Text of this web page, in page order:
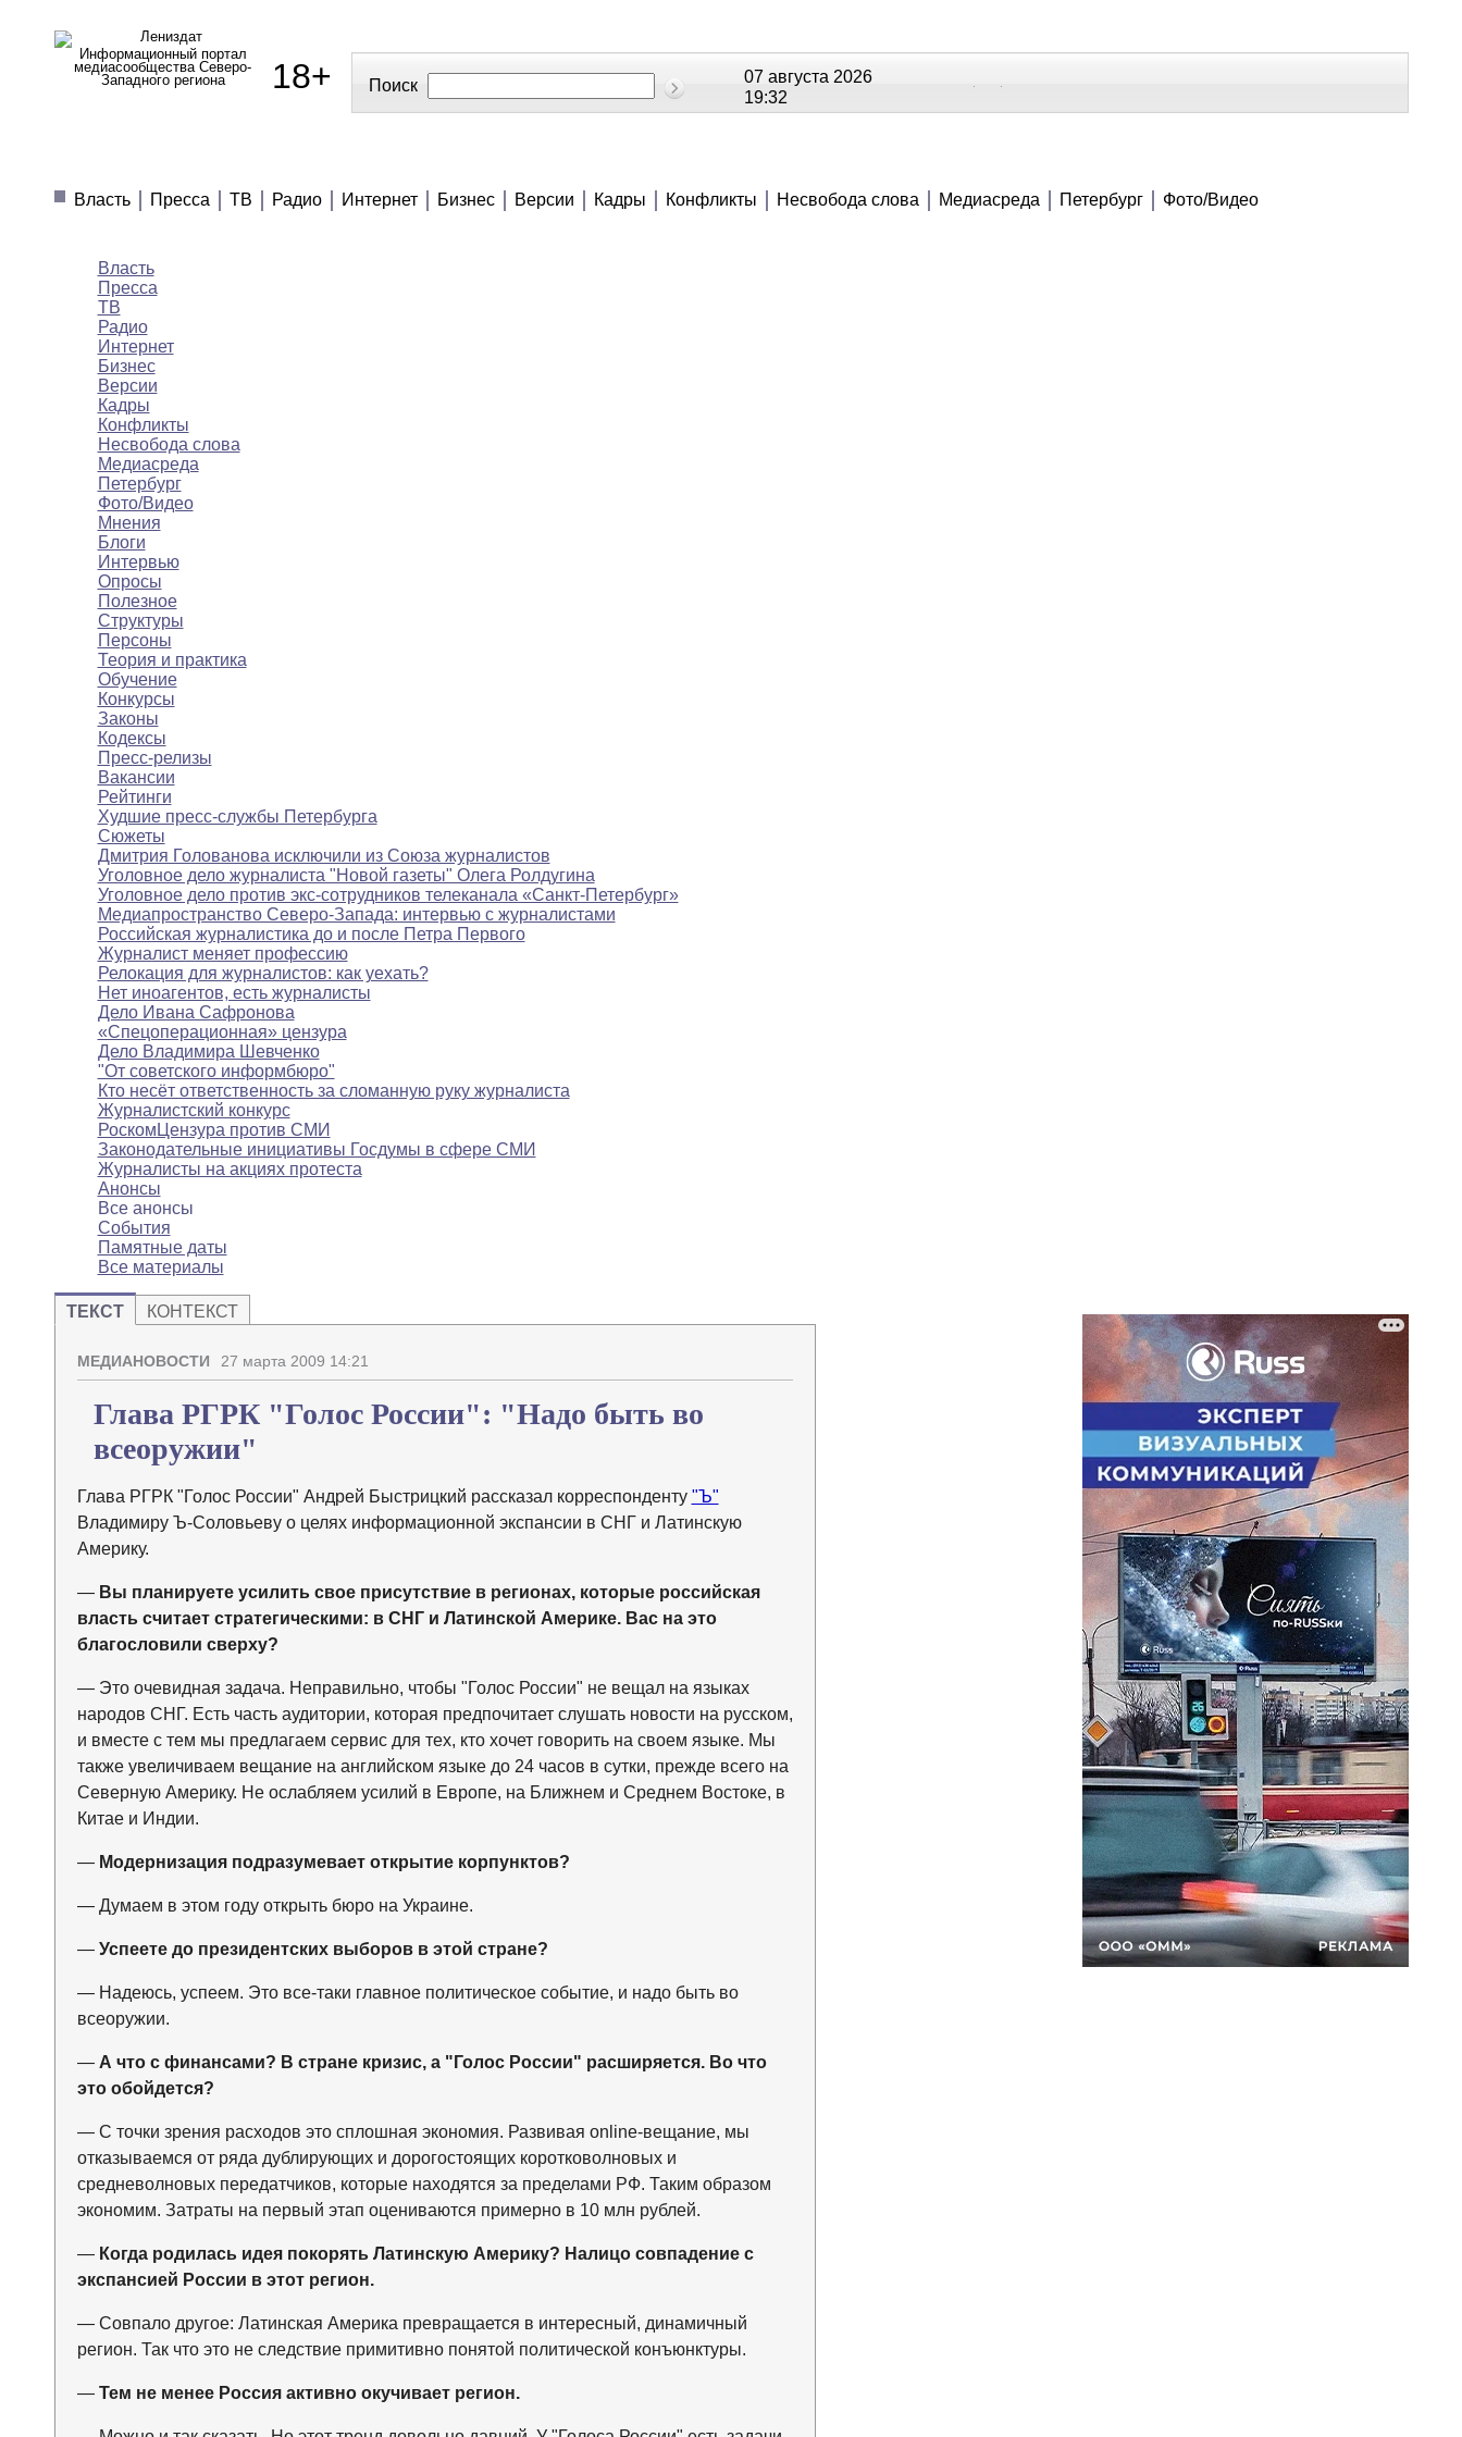
Информационный портал
медиасообщества Северо-
Западного региона
18+ Поиск
07 августа 2026
19:32
Власть
Пресса ТВ Радио Интернет Бизнес Версии Кадры Конфликты Несвобода слова Медиасреда Петербург Фото/Видео
Власть
Пресса
ТВ
Радио
Интернет
Бизнес
Версии
Кадры
Конфликты
Несвобода слова
Медиасреда
Петербург
Фото/Видео
Мнения
Блоги
Интервью
Опросы
Полезное
Структуры
Персоны
Теория и практика
Обучение
Конкурсы
Законы
Кодексы
Пресс-релизы
Вакансии
Рейтинги
Худшие пресс-службы Петербурга
Сюжеты
Дмитрия Голованова исключили из Союза журналистов
Уголовное дело журналиста "Новой газеты" Олега Ролдугина
Уголовное дело против экс-сотрудников телеканала «Санкт-Петербург»
Медиапространство Северо-Запада: интервью с журналистами
Российская журналистика до и после Петра Первого
Журналист меняет профессию
Релокация для журналистов: как уехать?
Нет иноагентов, есть журналисты
Дело Ивана Сафронова
«Спецоперационная» цензура
Дело Владимира Шевченко
"От советского информбюро"
Кто несёт ответственность за сломанную руку журналиста
Журналистский конкурс
РоскомЦензура против СМИ
Законодательные инициативы Госдумы в сфере СМИ
Журналисты на акциях протеста
Анонсы
Все анонсы
События
Памятные даты
Все материалы
ТЕКСТ КОНТЕКСТ
МЕДИАНОВОСТИ 27 марта 2009 14:21
Глава РГРК "Голос России": "Надо быть во
всеоружии"
Глава РГРК "Голос России" Андрей Быстрицкий рассказал корреспонденту "Ъ"
Владимиру Ъ-Соловьеву о целях информационной экспансии в СНГ и Латинскую
Америку.
— Вы планируете усилить свое присутствие в регионах, которые российская
власть считает стратегическими: в СНГ и Латинской Америке. Вас на это
благословили сверху?
— Это очевидная задача. Неправильно, чтобы "Голос России" не вещал на языках
народов СНГ. Есть часть аудитории, которая предпочитает слушать новости на русском,
и вместе с тем мы предлагаем сервис для тех, кто хочет говорить на своем языке. Мы
также увеличиваем вещание на английском языке до 24 часов в сутки, прежде всего на
Северную Америку. Не ослабляем усилий в Европе, на Ближнем и Среднем Востоке, в
Китае и Индии.
— Модернизация подразумевает открытие корпунктов?
— Думаем в этом году открыть бюро на Украине.
— Успеете до президентских выборов в этой стране?
— Надеюсь, успеем. Это все-таки главное политическое событие, и надо быть во
всеоружии.
— А что с финансами? В стране кризис, а "Голос России" расширяется. Во что
это обойдется?
— С точки зрения расходов это сплошная экономия. Развивая online-вещание, мы
отказываемся от ряда дублирующих и дорогостоящих коротковолновых и
средневолновых передатчиков, которые находятся за пределами РФ. Таким образом
экономим. Затраты на первый этап оцениваются примерно в 10 млн рублей.
— Когда родилась идея покорять Латинскую Америку? Налицо совпадение с
экспансией России в этот регион.
— Совпало другое: Латинская Америка превращается в интересный, динамичный
регион. Так что это не следствие примитивно понятой политической конъюнктуры.
— Тем не менее Россия активно окучивает регион.